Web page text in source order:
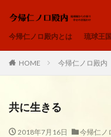
今帰仁ノロ殿内とは 琉球王
HOME 今帰仁ノロ殿内
共に生きる
2018年7月16日 今帰仁ノ
ノロ、ユタ、カミンチュ
御嶽
カテゴリー